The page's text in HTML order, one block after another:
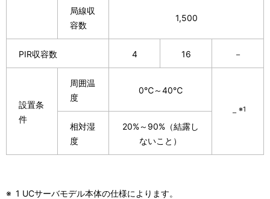
局線収
容数
1,500
PIR収容数 4 16 －
設置条
件
周囲温
度
0℃～40℃
－ ※1
相対湿
度
20%～90%（結露し
ないこと）
※ 1 UCサーバモデル本体の仕様によります。